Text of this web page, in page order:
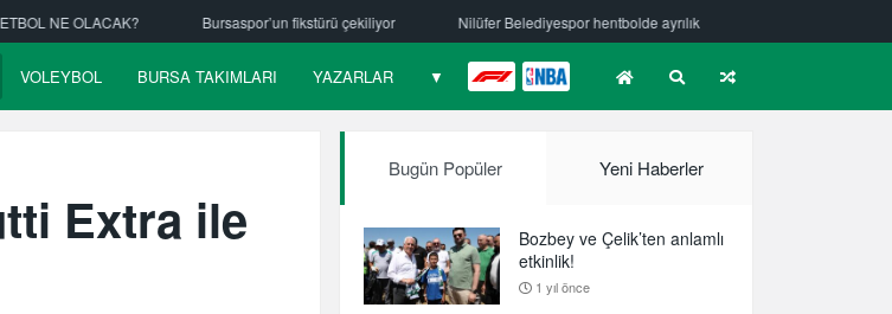
fikstürü çekiliyor Nilüfer Belediyespor hentbolde ayrılık Mehmet Güzelsöz’den mesaj var!
VOLEYBOL BURSA TAKIMLARI YAZARLAR ▼ F1 NBA
Extra ile
Bugün Popüler Yeni Haberler
Bozbey ve Çelik’ten anlamlı
etkinlik!
1 yıl önce